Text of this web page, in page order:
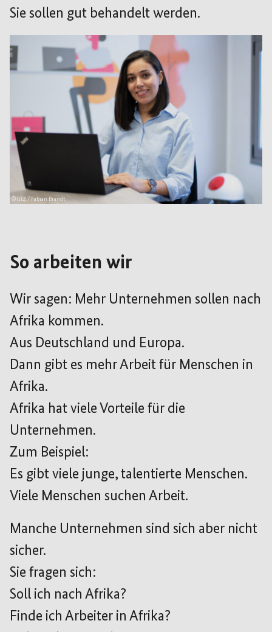
Sie sollen gut behandelt werden.
© GIZ / Fabian Brandt
So arbeiten wir
Wir sagen: Mehr Unternehmen sollen nach
Afrika kommen.
Aus Deutschland und Europa.
Dann gibt es mehr Arbeit für Menschen in
Afrika.
Afrika hat viele Vorteile für die
Unternehmen.
Zum Beispiel:
Es gibt viele junge, talentierte Menschen.
Viele Menschen suchen Arbeit.
Manche Unternehmen sind sich aber nicht
sicher.
Sie fragen sich:
Soll ich nach Afrika?
Finde ich Arbeiter in Afrika?